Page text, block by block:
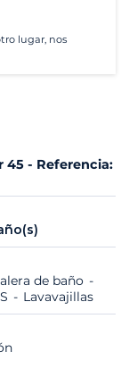
45 - Referencia:
de baño
Lavavajillas
lugar, nos